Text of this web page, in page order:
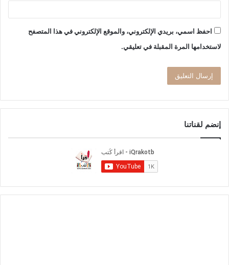
احفظ اسمي، بريدي الإلكتروني، والموقع الإلكتروني في هذا المتصفح
لاستخدامها المرة المقبلة في تعليقي.
إنضم لقناتنا